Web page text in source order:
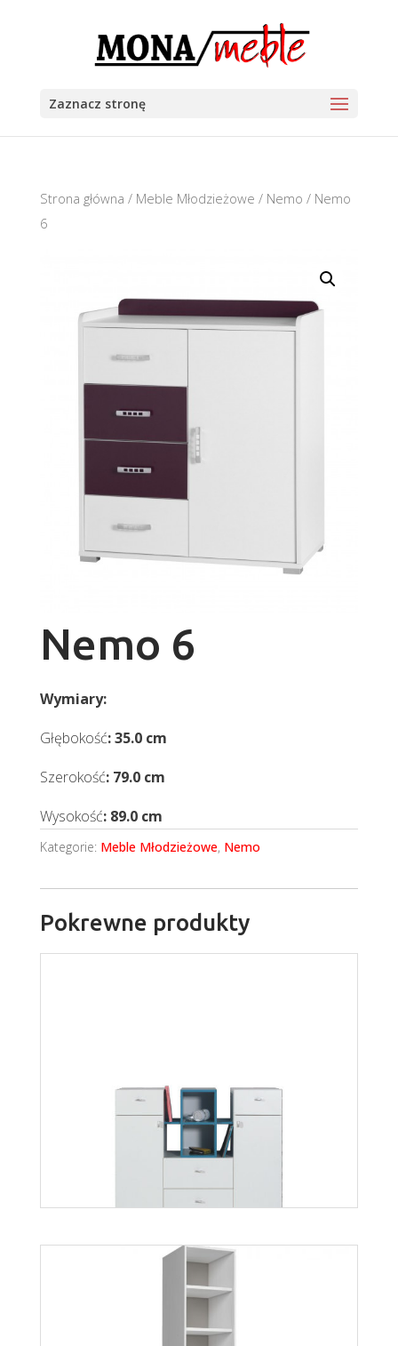
Zaznacz stronę
Strona główna / Meble Młodzieżowe / Nemo / Nemo
6
Nemo 6
Wymiary:
Głębokość: 35.0 cm
Szerokość: 79.0 cm
Wysokość: 89.0 cm
Kategorie: Meble Młodzieżowe, Nemo
Pokrewne produkty